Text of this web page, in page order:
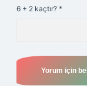
6 + 2 kaçtır? *